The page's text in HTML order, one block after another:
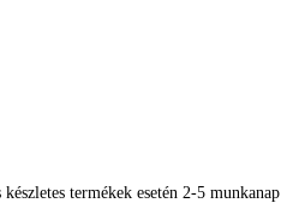
készletes termékek esetén 2-5 munkanap